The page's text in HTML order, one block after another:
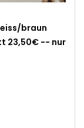
braun
23,50€ -- nur